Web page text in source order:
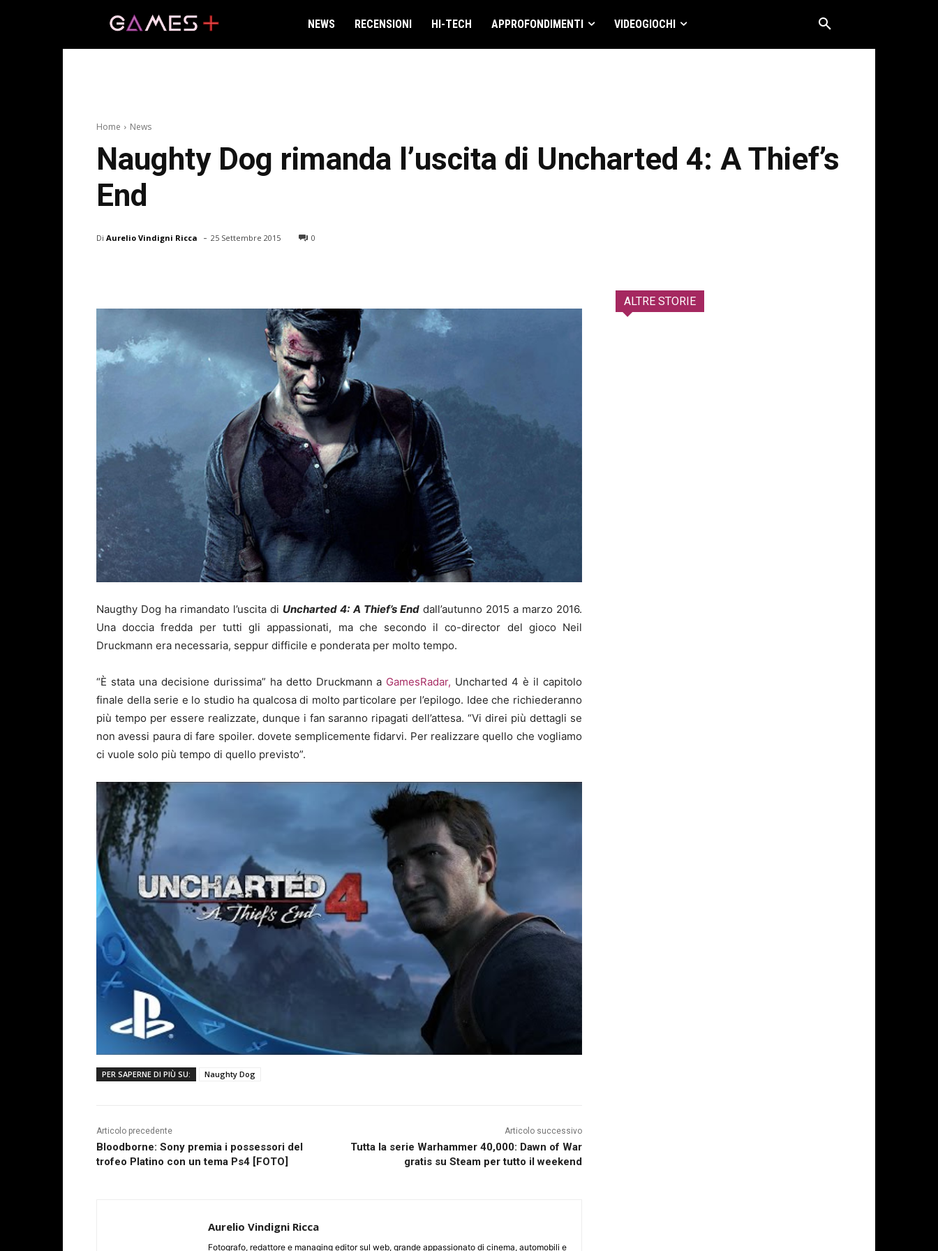
NEWS RECENSIONI HI-TECH APPROFONDIMENTI VIDEOGIOCHI
Home News
Naughty Dog rimanda l’uscita di Uncharted 4: A Thief’s
End
Di Aurelio Vindigni Ricca - 25 Settembre 2015 0
Naugthy Dog ha rimandato l’uscita di Uncharted 4: A Thief’s Enddall’autunno 2015 a marzo 2016.
Una doccia fredda per tutti gli appassionati, ma che secondo il co-director del gioco Neil
Druckmann era necessaria, seppur difficile e ponderata per molto tempo.
“È stata una decisione durissima” ha detto Druckmann a GamesRadar, Uncharted 4 è il capitolo
finale della serie e lo studio ha qualcosa di molto particolare per l’epilogo. Idee che richiederanno
più tempo per essere realizzate, dunque i fan saranno ripagati dell’attesa. “Vi direi più dettagli se
non avessi paura di fare spoiler. dovete semplicemente fidarvi. Per realizzare quello che vogliamo
ci vuole solo più tempo di quello previsto”.
PER SAPERNE DI PIÙ SU: Naughty Dog
Articolo precedente
Bloodborne: Sony premia i possessori del
trofeo Platino con un tema Ps4 [FOTO]
Articolo successivo
Tutta la serie Warhammer 40,000: Dawn of War
gratis su Steam per tutto il weekend
Aurelio Vindigni Ricca
Fotografo, redattore e managing editor sul web, grande appassionato di cinema, automobili e
ALTRE STORIE